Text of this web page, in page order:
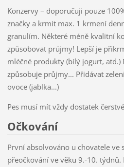
Konzervy – doporučuji pouze
značky a krmit max. 1 krmení
granulím. Některé méně kvalitní
způsobovat průjmy! Lepší je
mléčné produkty (bílý jogurt, atd.)
způsobuje průjmy... Přidávat
ovoce (jablka...)
Pes musí mít vždy dostatek
Očkování
První absolvováno u chovatele
přeočkování ve věku 9.-10. týdnů.